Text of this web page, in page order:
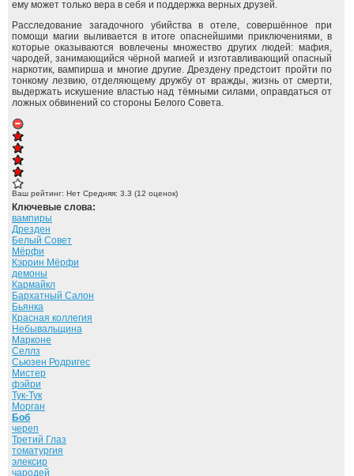
ему может только вера в себя и поддержка верных друзей.
Расследование загадочного убийства в отеле, совершённое при
помощи магии выливается в итоге опаснейшими приключениями, в
которые оказываются вовлечены множество других людей: мафия,
чародей, занимающийся чёрной магией и изготавливающий опасный
наркотик, вампирша и многие другие. Дрездену предстоит пройти по
тонкому лезвию, отделяющему дружбу от вражды, жизнь от смерти,
выдержать искушение властью над тёмными силами, оправдаться от
ложных обвинений со стороны Белого Совета.
Ваш рейтинг: Нет Средняя: 3.3 (12 оценок)
Ключевые слова:
вампиры
Дрезден
Белый Совет
Мёрфи
Кэррин Мёрфи
демоны
Кармайкл
Бархатный Салон
Бьянка
Красная коллегия
Небывальщина
Марконе
Селлз
Сьюзен Родригес
Мистер
фэйри
Тук-Тук
Морган
Боб
череп
Третий Глаз
томатургия
элексир
чародей